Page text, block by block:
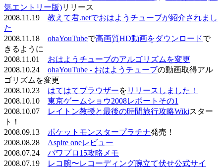
気エントリー版)リリース
2008.11.19 教えて君.netでおはようチューブが紹介されまし
た
2008.11.18 ohaYouTubeで高画質HD動画をダウンロードで
きるように
2008.11.01 おはようチューブのアルゴリズムを変更
2008.10.24 ohaYouTube - おはようチューブの動画取得アル
ゴリズムを変更
2008.10.23 はてはてブラウザーを リリースしました！
2008.10.10 東京ゲームショウ2008レポートその1
2008.10.07
レイトン教授と最後の時間旅行攻略Wikiスター
ト！
2008.09.13 ポケットモンスタープラチナ発売！
2008.08.28 Aspire oneレビュー
2008.07.24 パワプロ15攻略メモ
2008.07.19
レコ腕〜レコーディング腕立て伏せ公式サイ